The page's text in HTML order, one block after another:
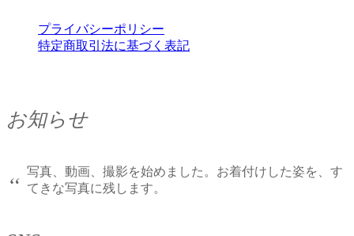
プライバシーポリシー
特定商取引法に基づく表記
お知らせ
“ 写真、動画、撮影を始めました。お着付けした姿を、す
てきな写真に残します。